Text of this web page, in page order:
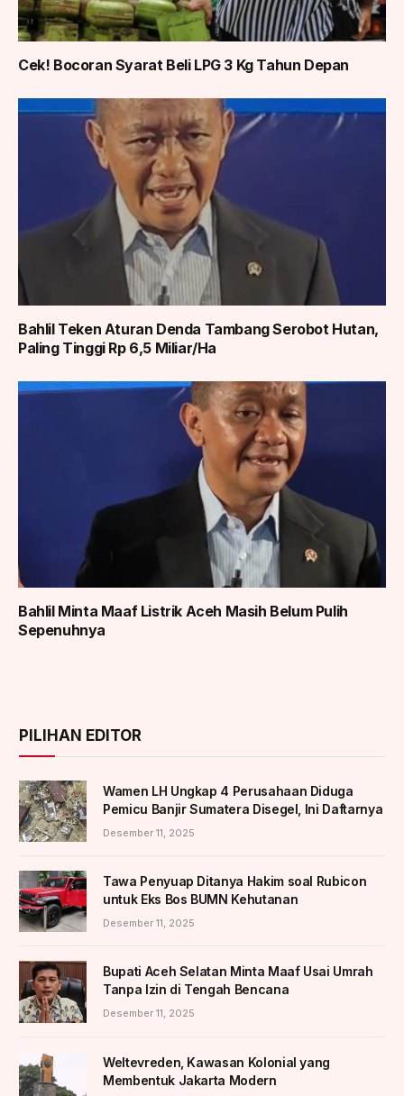
Cek! Bocoran Syarat Beli LPG 3 Kg Tahun Depan
Bahlil Teken Aturan Denda Tambang Serobot Hutan,
Paling Tinggi Rp 6,5 Miliar/Ha
Bahlil Minta Maaf Listrik Aceh Masih Belum Pulih
Sepenuhnya
PILIHAN EDITOR
Wamen LH Ungkap 4 Perusahaan Diduga
Pemicu Banjir Sumatera Disegel, Ini Daftarnya
Desember 11, 2025
Tawa Penyuap Ditanya Hakim soal Rubicon
untuk Eks Bos BUMN Kehutanan
Desember 11, 2025
Bupati Aceh Selatan Minta Maaf Usai Umrah
Tanpa Izin di Tengah Bencana
Desember 11, 2025
Weltevreden, Kawasan Kolonial yang
Membentuk Jakarta Modern